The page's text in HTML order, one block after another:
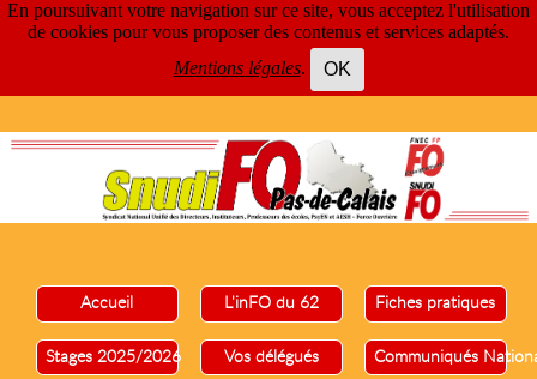
En poursuivant votre navigation sur ce site, vous acceptez l'utilisation
de cookies pour vous proposer des contenus et services adaptés.
Mentions légales. OK
Accueil L'inFO du 62 Fiches pratiques
Stages 2025/2026 Vos délégués Communiqués